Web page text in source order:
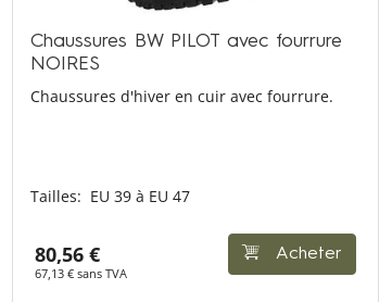
Chaussures BW PILOT avec fourrure
NOIRES
Chaussures d'hiver en cuir avec fourrure.
Tailles: EU 39 à EU 47
80,56 €
67,13 € sans TVA
Acheter